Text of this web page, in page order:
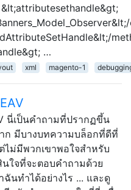
…
xml magento-1
นี่เป็นคำถามที่ปรากฏขึ้น
ก มีบางบทความบล็อกที่ดีที่
ไม่มีพวกเขาพอใจสำหรับ
ใจที่จะตอบคำถามด้วย
ฉันทำได้อย่างไร ... และดู